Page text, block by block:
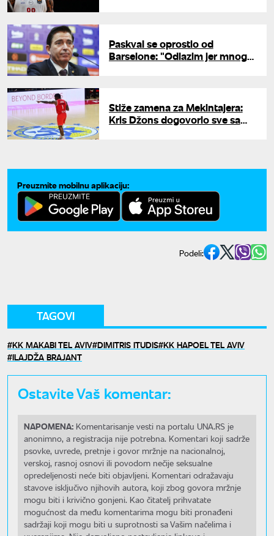
Paskval se oprostio od
Barselone: "Odlazim jer mnogo
Stiže zamena za Mekintajera:
Kris Džons dogovorio sve sa
Preuzmite mobilnu aplikaciju:
Podeli:
TAGOVI
KK MAKABI TEL AVIV DIMITRIS ITUDIS KK HAPOEL TEL AVIV
ILAJDŽA BRAJANT
Ostavite Vaš komentar:
NAPOMENA: Komentarisanje vesti na portalu UNA.RS je
anonimno, a registracija nije potrebna. Komentari koji sadrže
psovke, uvrede, pretnje i govor mržnje na nacionalnoj,
verskoj, rasnoj osnovi ili povodom nečije seksualne
opredeljenosti neće biti objavljeni. Komentari odražavaju
stavove isključivo njihovih autora, koji zbog govora mržnje
mogu biti i krivično gonjeni. Kao čitatelj prihvatate
mogućnost da među komentarima mogu biti pronađeni
sadržaji koji mogu biti u suprotnosti sa Vašim načelima i